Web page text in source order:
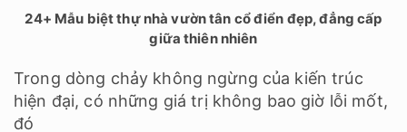
24+ Mẫu biệt thự nhà vườn tân cổ điển đẹp, đẳng cấp
giữa thiên nhiên
Trong dòng chảy không ngừng của kiến trúc
hiện đại, có những giá trị không bao giờ lỗi mốt,
đó